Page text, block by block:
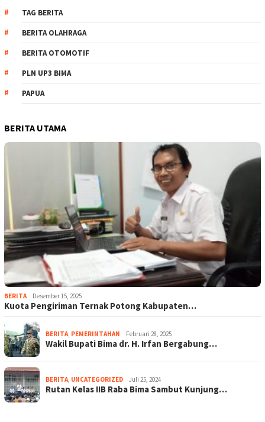
TAG BERITA
BERITA OLAHRAGA
BERITA OTOMOTIF
PLN UP3 BIMA
PAPUA
BERITA UTAMA
BERITA Desember 15, 2025
Kuota Pengiriman Ternak Potong Kabupaten…
BERITA, PEMERINTAHAN Februari 28, 2025
Wakil Bupati Bima dr. H. Irfan Bergabung…
BERITA, UNCATEGORIZED Juli 25, 2024
Rutan Kelas IIB Raba Bima Sambut Kunjung…